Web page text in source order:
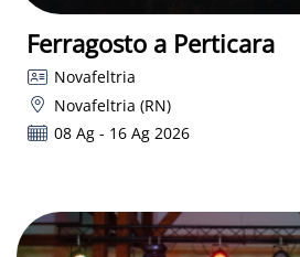
Ferragosto a Perticara
Novafeltria
Novafeltria (RN)
08 Ag - 16 Ag 2026